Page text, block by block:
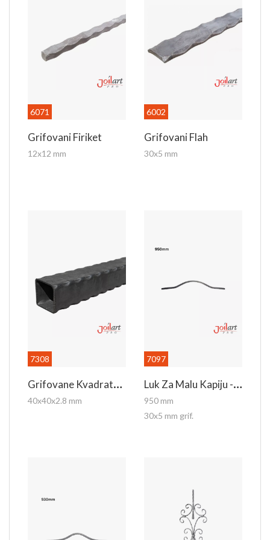
prodaja@joilart.com ili putem telefona060
303 70 70.
Dimenzije - širina x visina (1100x1600mm)
6071
Grifovani Firiket
12x12 mm
6002
Grifovani Flah
30x5 mm
7308
G
Rifovane Kvadratne Kutije
40x40x2.8 mm
7097
L
Uk Za Malu Kapiju - Gornji
950 mm
30x5 mm grif.